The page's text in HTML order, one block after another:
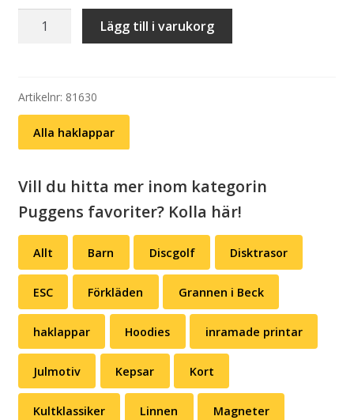
Haklapp:
generation
Lägg till i varukorg
Artikelnr: 81630
Alla haklappar
Vill du hitta mer inom kategorin
Puggens favoriter? Kolla här!
Allt Barn Discgolf Disktrasor
ESC Förkläden Grannen i Beck
haklappar Hoodies inramade printar
Julmotiv Kepsar Kort
Kultklassiker Linnen Magneter